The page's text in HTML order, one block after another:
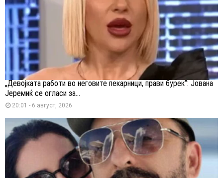
„Девојката работи во неговите пекарници, прави бурек“: Јована
Јеремиќ се огласи за...
20:01 - 6 август, 2026